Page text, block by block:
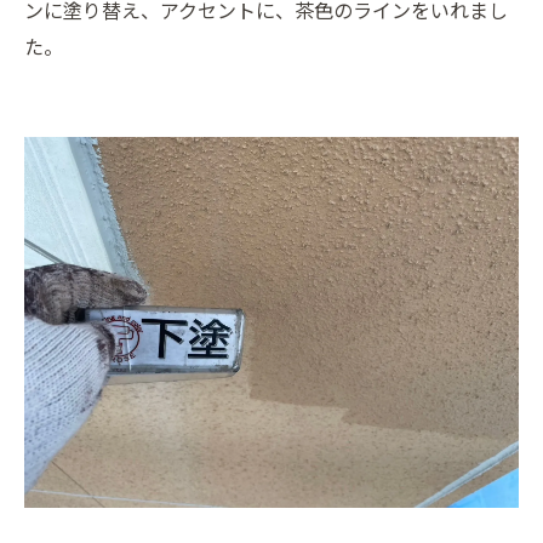
ンに塗り替え、アクセントに、茶色のラインをいれまし
た。